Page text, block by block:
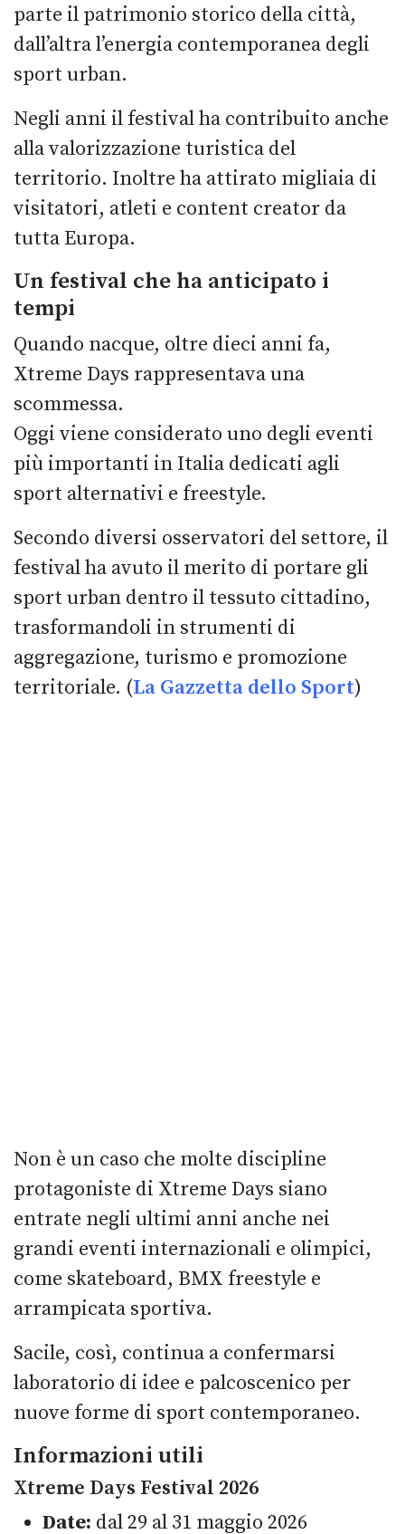
parte il patrimonio storico della città,
dall’altra l’energia contemporanea degli
sport urban.
Negli anni il festival ha contribuito anche
alla valorizzazione turistica del
territorio. Inoltre ha attirato migliaia di
visitatori, atleti e content creator da
tutta Europa.
Un festival che ha anticipato i
tempi
Quando nacque, oltre dieci anni fa,
Xtreme Days rappresentava una
scommessa.
Oggi viene considerato uno degli eventi
più importanti in Italia dedicati agli
sport alternativi e freestyle.
Secondo diversi osservatori del settore, il
festival ha avuto il merito di portare gli
sport urban dentro il tessuto cittadino,
trasformandoli in strumenti di
aggregazione, turismo e promozione
territoriale. (La Gazzetta dello Sport)
Non è un caso che molte discipline
protagoniste di Xtreme Days siano
entrate negli ultimi anni anche nei
grandi eventi internazionali e olimpici,
come skateboard, BMX freestyle e
arrampicata sportiva.
Sacile, così, continua a confermarsi
laboratorio di idee e palcoscenico per
nuove forme di sport contemporaneo.
Informazioni utili
Xtreme Days Festival 2026
Date: dal 29 al 31 maggio 2026